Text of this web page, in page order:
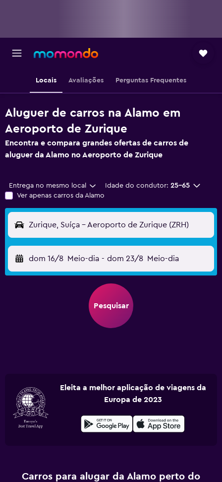
Locais Avaliações Perguntas Frequentes
Aluguer de carros na Alamo em
Aeroporto de Zurique
Encontra e compara grandes ofertas de carros de
aluguer da Alamo no Aeroporto de Zurique
Entrega no mesmo local Idade do condutor: 25-65
Ver apenas carros da Alamo
Zurique, Suíça - Aeroporto de Zurique (ZRH)
dom 16/8 Meio-dia - dom 23/8 Meio-dia
Pesquisar
Eleita a melhor aplicação de viagens da
Europa de 2023
Carros para alugar da Alamo perto do